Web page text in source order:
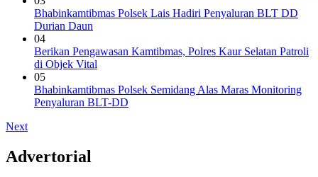
Bhabinkamtibmas Polsek Lais Hadiri Penyaluran BLT DD
Durian Daun
04
Berikan Pengawasan Kamtibmas, Polres Kaur Selatan Patroli
di Objek Vital
05
Bhabinkamtibmas Polsek Semidang Alas Maras Monitoring
Penyaluran BLT-DD
Next
Advertorial